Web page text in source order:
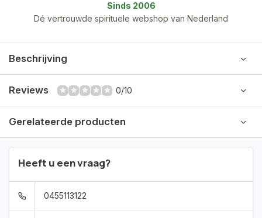
Sinds 2006
Dé vertrouwde spirituele webshop van Nederland
Beschrijving
Reviews 0/10
Gerelateerde producten
Heeft u een vraag?
0455113122